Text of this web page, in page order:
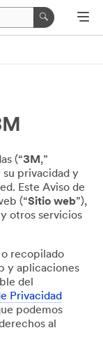
(“3M ,”
su privacidad y
Este Aviso de
(“Sitio web”),
y otros servicios
recopilado
y aplicaciones
del
Privacidad
podemos
al